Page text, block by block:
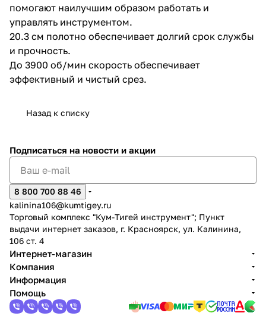
помогают наилучшим образом работать и
управлять инструментом.
20.3 см полотно обеспечивает долгий срок службы
и прочность.
До 3900 об/мин скорость обеспечивает
эффективный и чистый срез.
Назад к списку
Подписаться на новости и акции
8 800 700 88 46
kalinina106@kumtigey.ru
Торговый комплекс "Кум-Тигей инструмент"; Пункт
выдачи интернет заказов, г. Красноярск, ул. Калинина,
106 ст. 4
Интернет-магазин
Компания
Информация
Помощь